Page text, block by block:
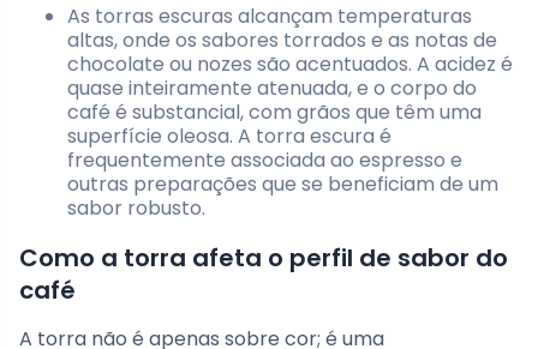
As torras escuras alcançam temperaturas
altas, onde os sabores torrados e as notas de
chocolate ou nozes são acentuados. A acidez é
quase inteiramente atenuada, e o corpo do
café é substancial, com grãos que têm uma
superfície oleosa. A torra escura é
frequentemente associada ao espresso e
outras preparações que se beneficiam de um
sabor robusto.
Como a torra afeta o perfil de sabor do
café
A torra não é apenas sobre cor; é uma